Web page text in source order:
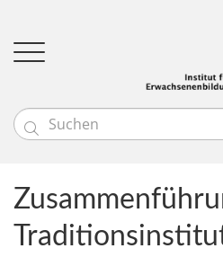
Leitbild
Profil
Unsere Kund:innen
Team
Bildungsgütesiegel
Bildungseinrichtungen
Forschung
Aktuelle Projekte
News
